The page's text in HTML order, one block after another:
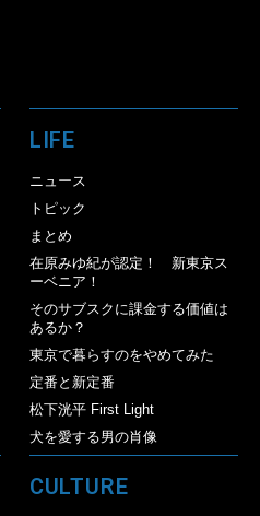
LIFE
ニュース
トピック
まとめ
在原みゆ紀が認定！ 新東京ス
ーベニア！
そのサブスクに課金する価値は
あるか？
東京で暮らすのをやめてみた
定番と新定番
松下洸平 First Light
犬を愛する男の肖像
CULTURE